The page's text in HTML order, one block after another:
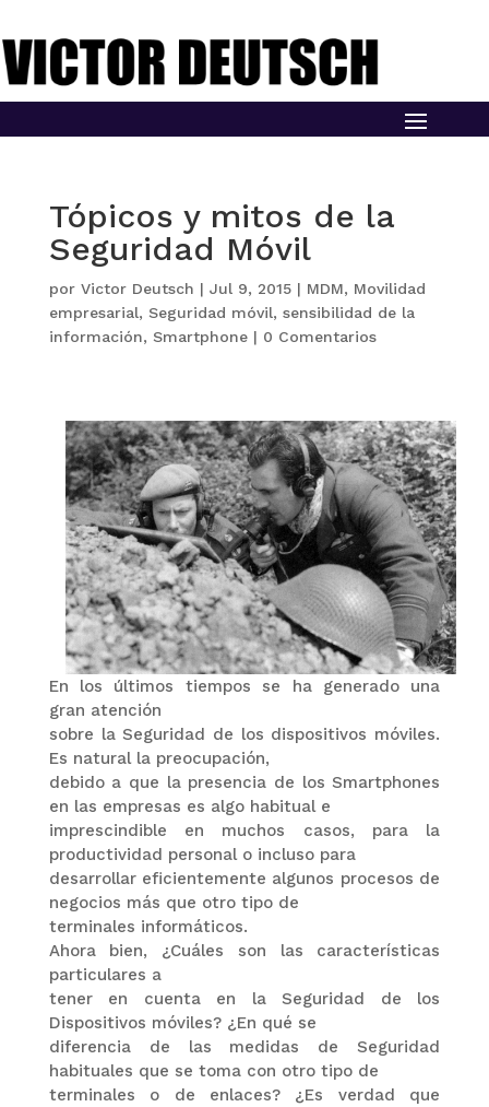
Tópicos y mitos de la
Seguridad Móvil
por Victor Deutsch | Jul 9, 2015| MDM, Movilidad
empresarial, Seguridad móvil, sensibilidad de la
información, Smartphone| 0 Comentarios
En los últimos tiempos se ha generado una
gran atención
sobre la Seguridad de los dispositivos móviles.
Es natural la preocupación,
debido a que la presencia de los Smartphones
en las empresas es algo habitual e
imprescindible en muchos casos, para la
productividad personal o incluso para
desarrollar eficientemente algunos procesos de
negocios más que otro tipo de
terminales informáticos.
Ahora bien, ¿Cuáles son las características
particulares a
tener en cuenta en la Seguridad de los
Dispositivos móviles? ¿En qué se
diferencia de las medidas de Seguridad
habituales que se toma con otro tipo de
terminales o de enlaces? ¿Es verdad que